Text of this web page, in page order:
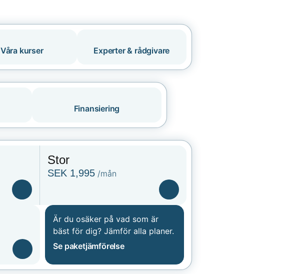
Våra kurser Experter & rådgivare
Finansiering
Stor
SEK 1,995 /mån
Är du osäker på vad som är
bäst för dig? Jämför alla planer.
Se paketjämförelse